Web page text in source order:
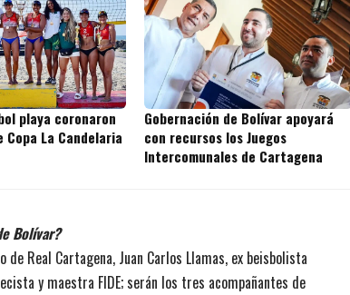
playa coronaron
Copa La Candelaria
Gobernación de Bolívar apoyará
con recursos los Juegos
Intercomunales de Cartagena
Bolívar?
Real Cartagena, Juan Carlos Llamas, ex beisbolista
y maestra FIDE; serán los tres acompañantes de